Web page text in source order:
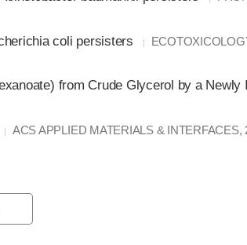
coli persisters
from Crude Glycerol by a Newly
ACS APPLIED MATERIALS & INTERFACES,